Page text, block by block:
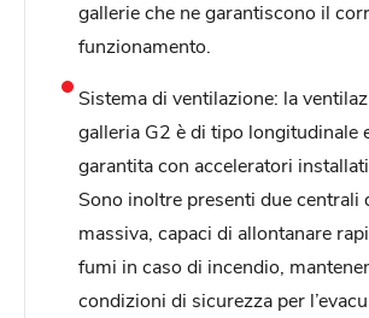
gallerie che ne garantiscono il
funzionamento.
Sistema di ventilazione: la
galleria G2 è di tipo longitudinale
garantita con acceleratori
Sono inoltre presenti due centrali
massiva, capaci di allontanare
fumi in caso di incendio,
condizioni di sicurezza per